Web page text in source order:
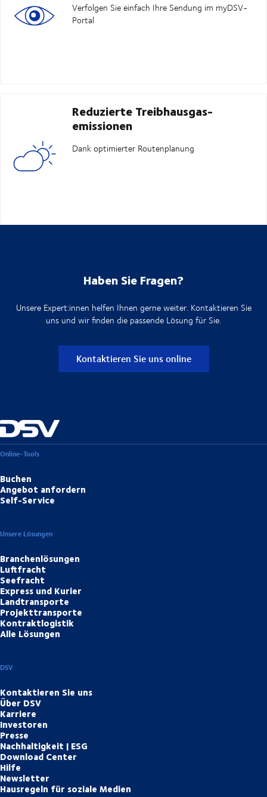
Verfolgen Sie einfach Ihre Sendung im myDSV-
Portal
Reduzierte Treibhausgas-
emissionen
Dank optimierter Routenplanung
Haben Sie Fragen?
Unsere Expert:innen helfen Ihnen gerne weiter. Kontaktieren Sie
uns und wir finden die passende Lösung für Sie.
Kontaktieren Sie uns online
Online-Tools
Buchen
Angebot anfordern
Self-Service
Unsere Lösungen
Branchenlösungen
Luftfracht
Seefracht
Express und Kurier
Landtransporte
Projekttransporte
Kontraktlogistik
Alle Lösungen
DSV
Kontaktieren Sie uns
Über DSV
Karriere
Investoren
Presse
Nachhaltigkeit | ESG
Download Center
Hilfe
Newsletter
Hausregeln für soziale Medien